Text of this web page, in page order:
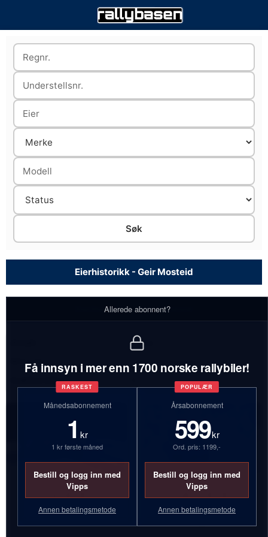
Eierhistorikk - Geir Mosteid
Allerede abonnent?
Få innsyn i mer enn 1700 norske rallybiler!
RASKEST
Månedsabonnement
1 kr
1 kr første måned
Bestill og logg inn med
Vipps
Annen betalingsmetode
POPULÆR
Årsabonnement
599kr
Ord. pris: 1199,-
Bestill og logg inn med
Vipps
Annen betalingsmetode
Eierhistorikk - Geir Mosteid
3 biler
Bilmerker:
Inaktive biler:
CV14281 DA33928